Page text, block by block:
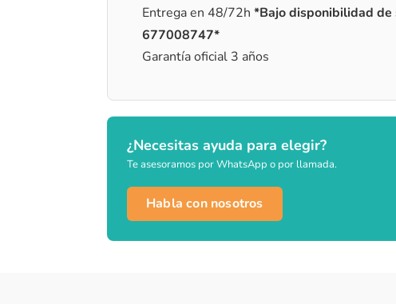
Entrega en 48/72h *Bajo disponibilidad de
677008747*
Garantía oficial 3 años
¿Necesitas ayuda para elegir?
Te asesoramos por WhatsApp o por llamada.
Habla con nosotros